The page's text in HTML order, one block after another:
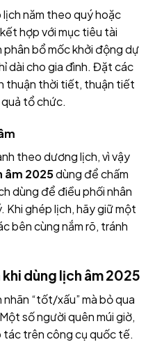
lịch năm theo quý hoặc
hợp với mục tiêu tài
phân bổ mốc khởi động dự
dài cho gia đình. Đặt các
thuận thời tiết, thuận tiết
quả tổ chức.
theo dương lịch, vì vậy
âm 2025dùng để chấm
dùng để điều phối nhân
Khi ghép lịch, hãy giữ một
bên cùng nắm rõ, tránh
khi dùng lịch âm 2025
nhãn “tốt/xấu” mà bỏ qua
số người quên múi giờ,
tác trên công cụ quốc tế.